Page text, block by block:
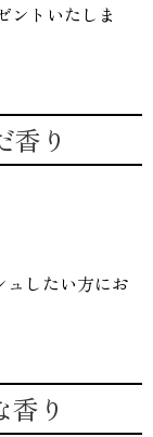
ントいたしま
香り
したい方にお
香り